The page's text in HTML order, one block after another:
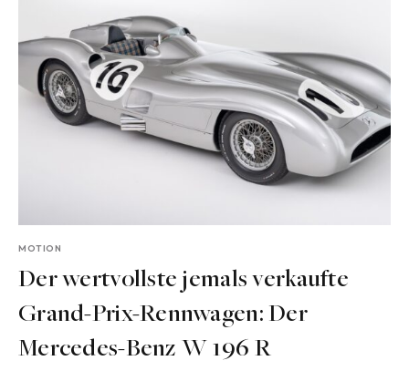
MOTION
Der wertvollste jemals verkaufte
Grand-Prix-Rennwagen: Der
Mercedes-Benz W 196 R